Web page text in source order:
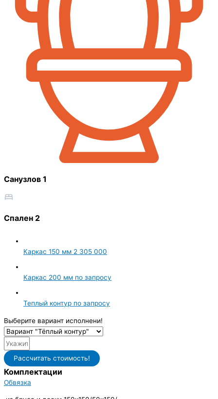
Санузлов 1
Спален 2
Каркас 150 мм 2 305 000
Каркас 200 мм по запросу
Теплый контур по запросу
Выберите вариант исполнени!
Рассчитать стоимость!
Комплектации
Обвязка